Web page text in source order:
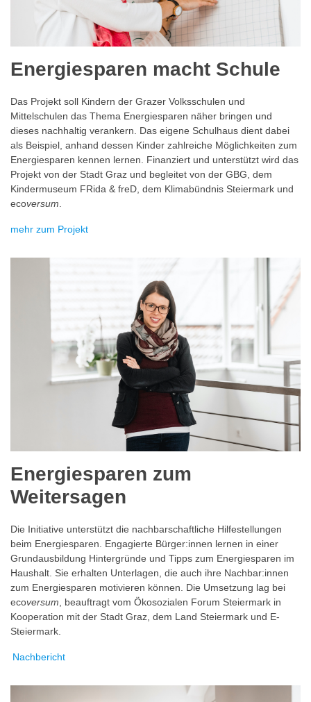
Energiesparen macht Schule
Das Projekt soll Kindern der Grazer Volksschulen und
Mittelschulen das Thema Energiesparen näher bringen und
dieses nachhaltig verankern. Das eigene Schulhaus dient dabei
als Beispiel, anhand dessen Kinder zahlreiche Möglichkeiten zum
Energiesparen kennen lernen. Finanziert und unterstützt wird das
Projekt von der Stadt Graz und begleitet von der GBG, dem
Kindermuseum FRida & freD, dem Klimabündnis Steiermark und
ecoversum
mehr zum Projekt
Energiesparen zum
Weitersagen
Die Initiative unterstützt die nachbarschaftliche Hilfestellungen
beim Energiesparen. Engagierte Bürger:innen lernen in einer
Grundausbildung Hintergründe und Tipps zum Energiesparen im
Haushalt. Sie erhalten Unterlagen, die auch ihre Nachbar:innen
zum Energiesparen motivieren können. Die Umsetzung lag bei
ecoversum , beauftragt vom Ökosozialen Forum Steiermark in
Kooperation mit der Stadt Graz, dem Land Steiermark und E-
Steiermark.
Nachbericht